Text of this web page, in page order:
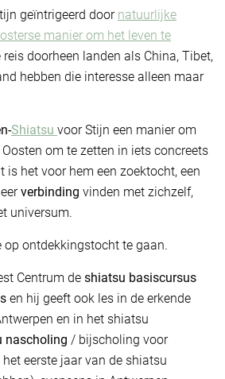
geïntrigeerd door natuurlijke
manier om het leven te
reis doorheen landen als China, Tibet,
hebben die interesse alleen maar
Shiatsu voor Stijn een manier om
om te zetten in iets concreets
is het voor hem een zoektocht, een
verbinding vinden met zichzelf,
universum.
ontdekkingstocht te gaan.
Centrum de shiatsu basiscursus
en hij geeft ook les in de erkende
en in het shiatsu
nascholing / bijscholing voor
eerste jaar van de shiatsu